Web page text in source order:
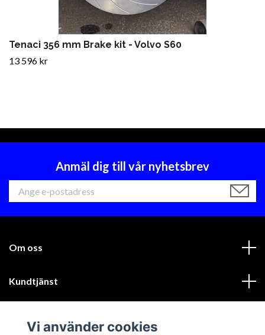
Tenaci 356 mm Brake kit - Volvo S60
13 596 kr
Anmäl dig till vår nyhetsbrev
Om oss
Kundtjänst
Vi använder cookies